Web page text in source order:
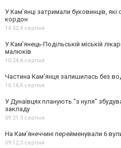
У Кам’янці затримали буковинців, які
кордон
14:52,4 серпня
У Кам’янець-Подільській міській
малюків
10:24,4 серпня
Частина Кам'янця залишилась без
10:14,4 серпня
У Дунаївцях планують "з нуля"
закладу
09:21,3 серпня
На Камʼянеччині перейменували 6
09:12,3 серпня